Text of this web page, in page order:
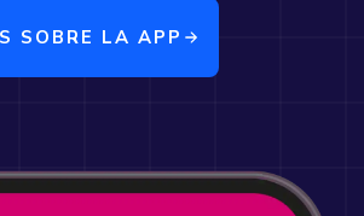
SOBRE LA APP